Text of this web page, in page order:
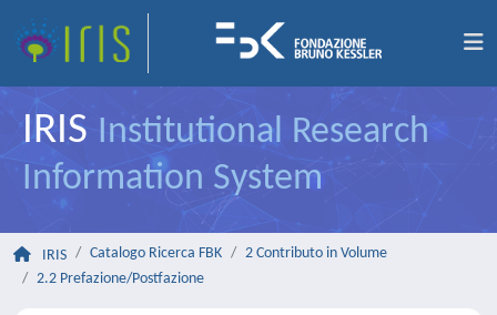
IRIS Institutional Research
Information System
IRIS Catalogo Ricerca FBK
2 Contributo in Volume
2.2 Prefazione/Postfazione